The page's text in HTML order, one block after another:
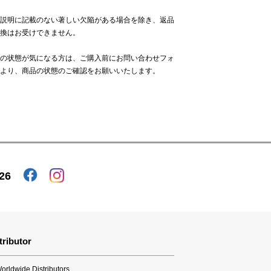
明に記載のない著しい欠陥がある場合を除き、返品
はお受けできません。
状態が気になる方は、ご購入前にお問い合わせフォ
より、商品の状態のご確認をお願いいたします。
Distributors